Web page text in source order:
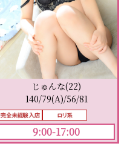
じゅんな(22)
140/79(A)/56/81
9:00-17:00